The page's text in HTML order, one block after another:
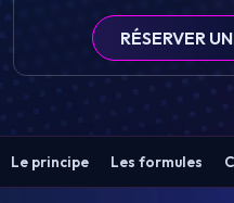
RÉSERVER
Le principe Les formules